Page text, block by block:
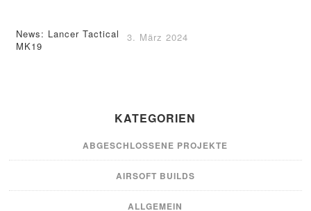
News: Lancer Tactical
MK19
3. März 2024
KATEGORIEN
ABGESCHLOSSENE PROJEKTE
AIRSOFT BUILDS
ALLGEMEIN